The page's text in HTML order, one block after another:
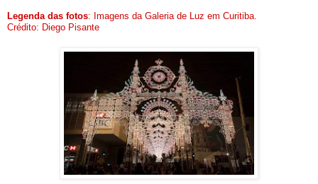
Legenda das fotos: Imagens da Galeria de Luz em Curitiba.
Crédito: Diego Pisante